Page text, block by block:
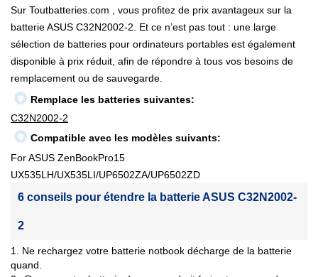
Sur Toutbatteries.com , vous profitez de prix avantageux sur la
batterie ASUS C32N2002-2. Et ce n’est pas tout : une large
sélection de batteries pour ordinateurs portables est également
disponible à prix réduit, afin de répondre à tous vos besoins de
remplacement ou de sauvegarde.
Remplace les batteries suivantes:
C32N2002-2
Compatible avec les modèles suivants:
For ASUS ZenBookPro15
UX535LH/UX535LI/UP6502ZA/UP6502ZD
6 conseils pour étendre la batterie ASUS C32N2002-
2
1. Ne rechargez votre batterie notbook décharge de la batterie
quand.